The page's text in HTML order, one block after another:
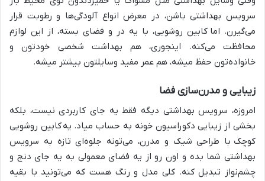
سرویس بهداشتی باشن، در معرض انواع آلودگی‌ها و رطوبت قرار
می‌گیرن. اما کابین روشویی، با یه در و فضای بسته، از این لوازم
محافظت می‌کنه. اینجوری، هم بهداشت شخصی خودتون و
خانواده‌تون حفظ میشه، هم عمر مفید وسایلتون بیشتر میشه.
زیبایی و مدرن‌سازی فضا
امروزه، سرویس بهداشتی دیگه فقط یه جای کاربردی نیست، بلکه
بخشی از زیبایی دکوراسیون خونه به حساب میاد. یهکابین روشویی
کوچک با طراحی شیک و مدرن، می‌تونه جلوه‌ای تازه به سرویس
بهداشتی شما بده و اون رو از یه فضای معمولی به یه جای دنج و
چشم‌نواز تبدیل کنه. کلی مدل و رنگ هست که می‌تونید با بقیه